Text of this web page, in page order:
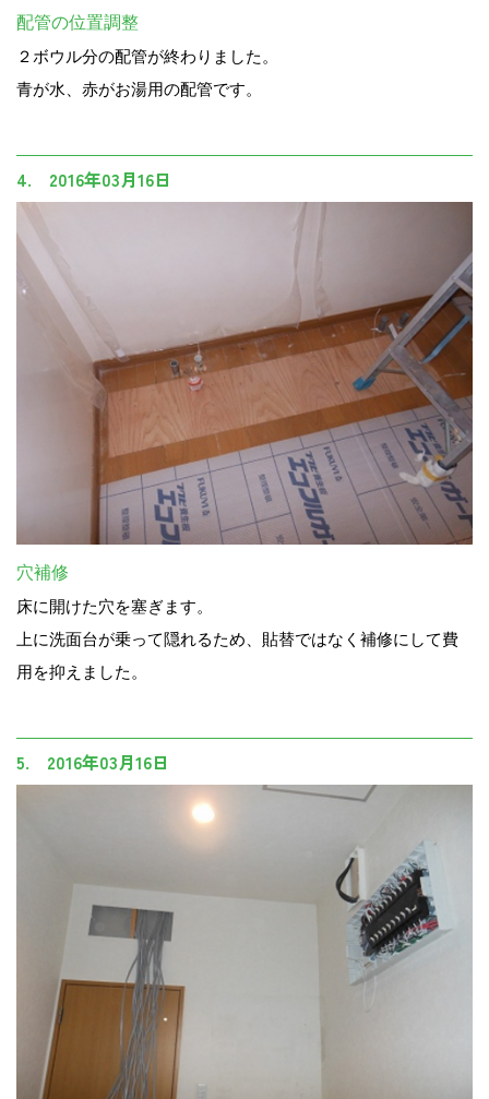
配管の位置調整
２ボウル分の配管が終わりました。
青が水、赤がお湯用の配管です。
4. 2016年03月16日
穴補修
床に開けた穴を塞ぎます。
上に洗面台が乗って隠れるため、貼替ではなく補修にして費
用を抑えました。
5. 2016年03月16日